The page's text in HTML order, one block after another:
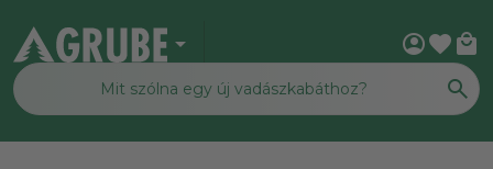
arrow_drop_down account_circlefavorite local_mall